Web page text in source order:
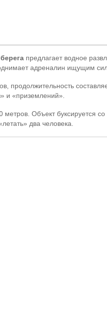
предлагает водное
адреналин ищущим
продолжительность
и «приземлений».
метров. Объект буксируется
два человека.